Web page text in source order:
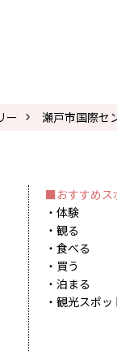
ー 瀬戸市国際セ
おすすめス
体験
観る
食べる
買う
泊まる
観光スポッ